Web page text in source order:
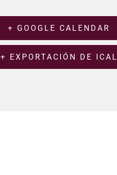
+ GOOGLE CALENDAR
+ EXPORTACIÓN DE ICAL